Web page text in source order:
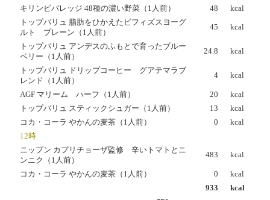
キリンビバレッジ 48種の濃い野菜（1人前）
48
kcal
トップバリュ 脂肪をひかえたビフィズスヨーグ
ルト プレーン（1人前）
45 kcal
トップバリュ アンデスのふもとで育ったブルー
ベリー（1人前）
24.8 kcal
トップバリュ ドリップコーヒー グアテマラブ
レンド（1人前）
4 kcal
AGF マリーム ハーフ（1人前） 20
kcal
トップバリュ スティックシュガー（1人前）
13
kcal
コカ・コーラ やかんの麦茶（1人前）
0
kcal
12時
ニップン カプリチョーザ監修 辛いトマトとニ
ンニク（1人前）
483 kcal
コカ・コーラ やかんの麦茶（1人前） 0
kcal
933
kcal